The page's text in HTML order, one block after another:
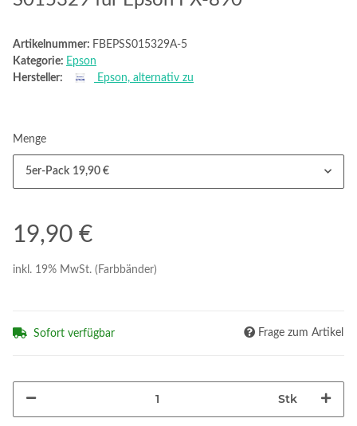
Artikelnummer: FBEPSS015329A-5
Kategorie: Epson
Hersteller:
Epson, alternativ zu
Menge
5er-Pack 19,90 €
19,90 €
inkl. 19% MwSt. (Farbbänder)
Sofort verfügbar Frage zum Artikel
Stk